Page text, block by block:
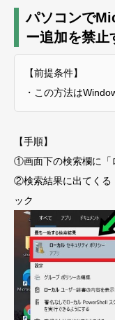
パソコンで
ー追加を禁止
【前提条件】
・この方法は
【手順】
①画面下の検索欄に「
②検索結果に出てくる
ック